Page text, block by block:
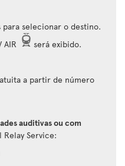
selecionar o destino.
AIR
será exibido.
a partir de número
auditivas ou com
Relay Service: